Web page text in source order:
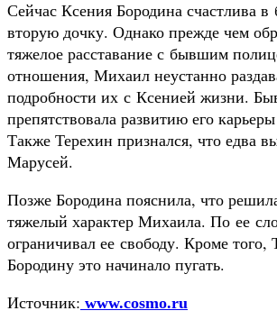
Сейчас Ксения Бородина счастлива
вторую дочку. Однако прежде чем
тяжелое расставание с бывшим
отношения, Михаил неустанно
подробности их с Ксенией жизни.
препятствовала развитию его
Также Терехин признался, что едва
Марусей.
Позже Бородина пояснила, что
тяжелый характер Михаила. По ее
ограничивал ее свободу. Кроме
Бородину это начинало пугать.
Источник: www.cosmo.ru